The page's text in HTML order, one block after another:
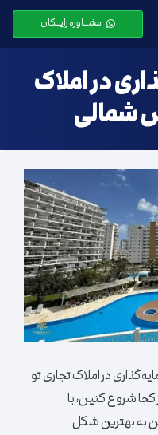
مشـــاوره رایـــگان
در املاک
شمالی
در املاک تجاری تو
شروع کنین، با
به بهترین شکل